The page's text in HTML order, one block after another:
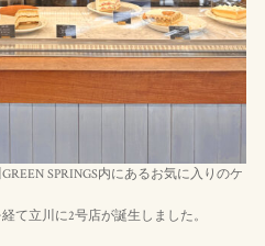
SPRINGS内にあるお気に入りのケ
て立川に2号店が誕生しました。